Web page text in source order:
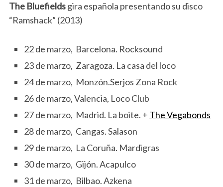
The Bluefieldsgira española presentando su disco
“Ramshack” (2013)
22 de marzo, Barcelona. Rocksound
23 de marzo, Zaragoza. La casa del loco
24 de marzo, Monzón.Serjos Zona Rock
26 de marzo, Valencia, Loco Club
27 de marzo, Madrid. La boite. + The Vegabonds
28 de marzo, Cangas. Salason
29 de marzo, La Coruña. Mardigras
30 de marzo, Gijón. Acapulco
31 de marzo, Bilbao. Azkena